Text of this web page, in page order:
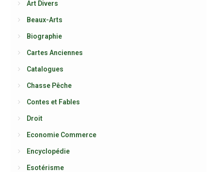
Art Divers
Beaux-Arts
Biographie
Cartes Anciennes
Catalogues
Chasse Pêche
Contes et Fables
Droit
Economie Commerce
Encyclopédie
Esotérisme